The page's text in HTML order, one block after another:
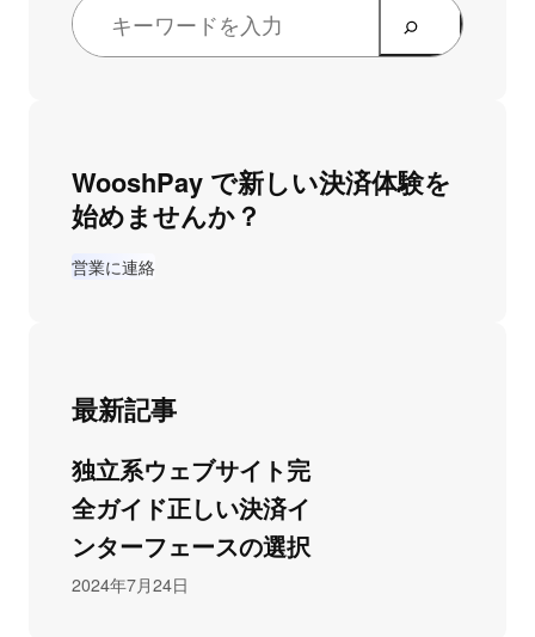
WooshPay で新しい決済体験を
始めませんか？
営業に連絡
最新記事
独立系ウェブサイト完
全ガイド正しい決済イ
ンターフェースの選択
2024年7月24日